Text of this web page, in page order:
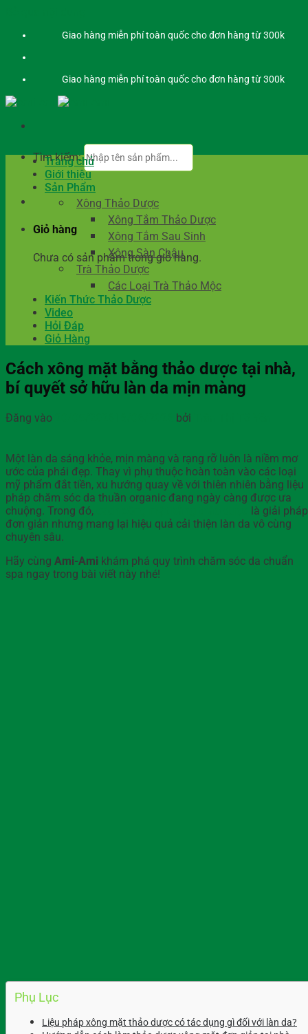
Giao hàng miễn phí toàn quốc cho đơn hàng từ 300k
Giao hàng miễn phí toàn quốc cho đơn hàng từ 300k
Tìm kiếm:
Giỏ hàng
Chưa có sản phẩm trong giỏ hàng.
Trang chủ
Giới thiệu
Sản Phẩm
Xông Thảo Dược
Xông Tắm Thảo Dược
Xông Tắm Sau Sinh
Xông Sàn Chậu
Trà Thảo Dược
Các Loại Trà Thảo Mộc
Kiến Thức Thảo Dược
Video
Hỏi Đáp
Giỏ Hàng
Cách xông mặt bằng thảo dược tại nhà,
bí quyết sở hữu làn da mịn màng
Đăng vào bởi
Một làn da sáng khỏe, mịn màng và rạng rỡ luôn là niềm mơ
ước của phái đẹp. Thay vì phụ thuộc hoàn toàn vào các loại
mỹ phẩm đắt tiền, xu hướng quay về với thiên nhiên bằng liệu
pháp chăm sóc da thuần organic đang ngày càng được ưa
chuộng. Trong đó,
là giải pháp
đơn giản nhưng mang lại hiệu quả cải thiện làn da vô cùng
chuyên sâu.
Hãy cùng Ami-Ami khám phá quy trình chăm sóc da chuẩn
spa ngay trong bài viết này nhé!
Phụ Lục
Liệu pháp xông mặt thảo dược có tác dụng gì đối với làn da?